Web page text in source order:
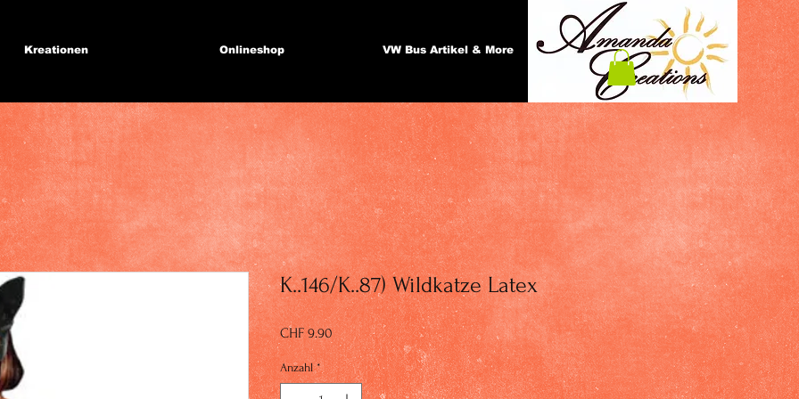
Kreationen Onlineshop VW Bus Artikel & More
K..146/K..87) Wildkatze Latex
CHF 9.90Preis
Anzahl *